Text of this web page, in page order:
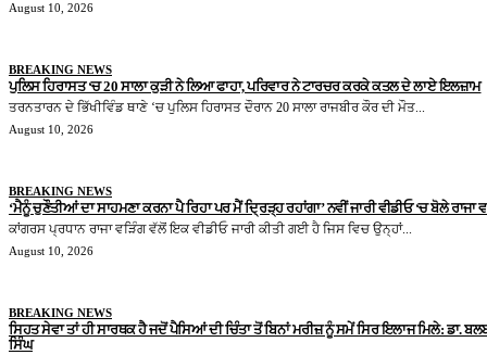
August 10, 2026
BREAKING NEWS
ਪੁਲਿਸ ਹਿਰਾਸਤ ‘ਚ 20 ਸਾਲਾ ਕੁੜੀ ਨੇ ਲਿਆ ਫਾਹਾ, ਪਰਿਵਾਰ ਨੇ ਟਾਰਚਰ ਕਰਕੇ ਕਤਲ ਦੇ ਲਾਏ ਇਲਜ਼ਾਮ
ਤਰਨਤਾਰਨ ਦੇ ਭਿੱਖੀਵਿੰਡ ਥਾਣੇ ‘ਚ ਪੁਲਿਸ ਹਿਰਾਸਤ ਦੌਰਾਨ 20 ਸਾਲਾ ਰਾਜਬੀਰ ਕੌਰ ਦੀ ਮੌਤ...
August 10, 2026
BREAKING NEWS
‘ਮੈਨੂੰ ਚੁਣੌਤੀਆਂ ਦਾ ਸਾਹਮਣਾ ਕਰਨਾ ਪੈ ਰਿਹਾ ਪਰ ਮੈਂ ਦ੍ਰਿੜ੍ਹ ਰਹਾਂਗਾ’ ਨਵੀਂ ਜਾਰੀ ਵੀਡੀਓ ‘ਚ ਬੋਲੇ ਰਾਜਾ
ਕਾਂਗਰਸ ਪ੍ਰਧਾਨ ਰਾਜਾ ਵੜਿੰਗ ਵੱਲੋਂ ਇਕ ਵੀਡੀਓ ਜਾਰੀ ਕੀਤੀ ਗਈ ਹੈ ਜਿਸ ਵਿਚ ਉਨ੍ਹਾਂ...
August 10, 2026
BREAKING NEWS
ਸਿਹਤ ਸੇਵਾ ਤਾਂ ਹੀ ਸਾਰਥਕ ਹੈ ਜਦੋਂ ਪੈਸਿਆਂ ਦੀ ਚਿੰਤਾ ਤੋਂ ਬਿਨਾਂ ਮਰੀਜ਼ ਨੂੰ ਸਮੇਂ ਸਿਰ ਇਲਾਜ ਮਿਲੇ: ਡਾ.
ਸਿੰਘ